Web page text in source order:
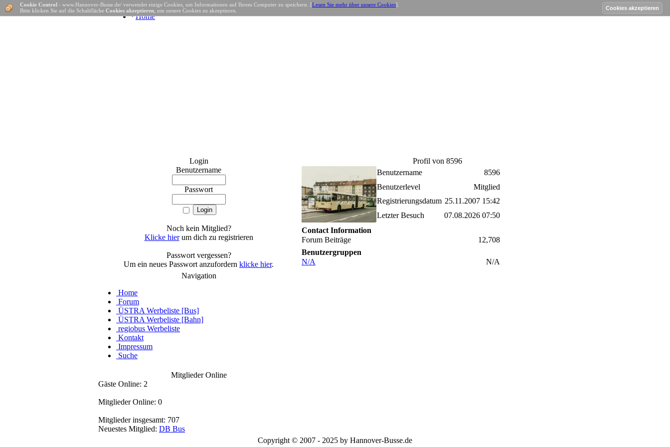
· Home
Login
Benutzername
Passwort
Noch kein Mitglied?
Klicke hierum dich zu registrieren
Passwort vergessen?
Um ein neues Passwort anzufordern klicke hier.
Navigation
Home
Forum
ÜSTRA Werbeliste [Bus]
ÜSTRA Werbeliste [Bahn]
regiobus Werbeliste
Kontakt
Impressum
Suche
Mitglieder Online
Gäste Online: 2
Mitglieder Online: 0
Mitglieder insgesamt: 707
Neuestes Mitglied: DB Bus
Cookie Control - www.Hannover-Busse.de/ verwendet einige Cookies, um Informationen auf Ihrem Computer zu speichern. [Lesen Sie mehr über unsere Cookies].
Bitte klicken Sie auf die Schaltfläche Cookies akzeptieren , um unsere Cookies zu akzeptieren.
Profil von 8596
Benutzername
8596
Benutzerlevel
Mitglied
Registrierungsdatum 25.11.2007 15:42
Letzter Besuch
07.08.2026 07:50
Contact Information
Forum Beiträge
12,708
Benutzergruppen
N/A
N/A
Copyright © 2007 - 2025 by Hannover-Busse.de